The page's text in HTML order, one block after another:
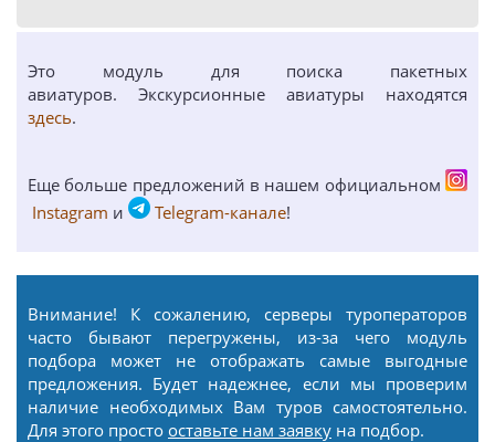
Это модуль для поиска пакетных
авиатуров. Экскурсионные авиатуры находятся
здесь.
Еще больше предложений в нашем официальном
Instagram и Telegram-канале!
Внимание! К сожалению, серверы туроператоров
часто бывают перегружены, из-за чего модуль
подбора может не отображать самые выгодные
предложения. Будет надежнее, если мы проверим
наличие необходимых Вам туров самостоятельно.
Для этого просто оставьте нам заявку на подбор.